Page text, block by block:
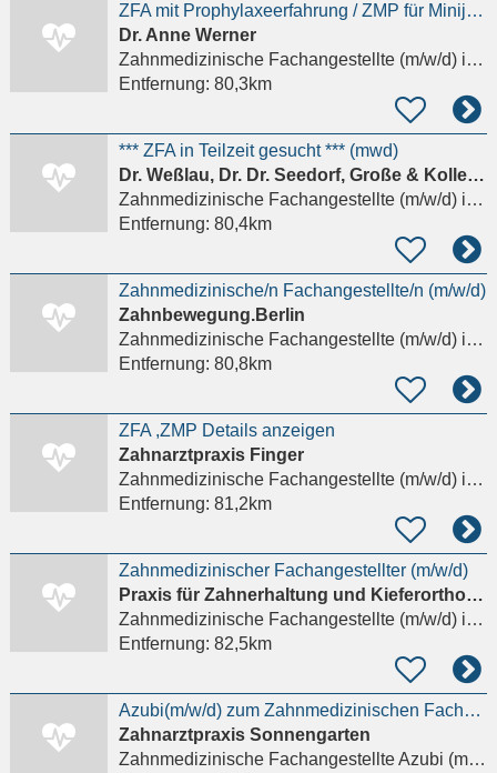
ZFA mit Prophylaxeerfahrung / ZMP für Minijob oder Teilzeit Details anzeigen
Dr. Anne Werner
Zahnmedizinische Fachangestellte (m/w/d)in Berlin
Entfernung: 80,3km
*** ZFA in Teilzeit gesucht *** (mwd)
Dr. Weßlau, Dr. Dr. Seedorf, Große & Kollegen Zahnärzte
Zahnmedizinische Fachangestellte (m/w/d)in Brandenburg an der Havel
Entfernung: 80,4km
Zahnmedizinische/n Fachangestellte/n (m/w/d)
Zahnbewegung.Berlin
Zahnmedizinische Fachangestellte (m/w/d)in Berlin
Entfernung: 80,8km
ZFA ,ZMP Details anzeigen
Zahnarztpraxis Finger
Zahnmedizinische Fachangestellte (m/w/d)in Berlin
Entfernung: 81,2km
Zahnmedizinischer Fachangestellter (m/w/d)
Praxis für Zahnerhaltung und Kieferorthopädie Dr.MSc Ronald & Sebastian Möbius
Zahnmedizinische Fachangestellte (m/w/d)in Blankenberg Ludwigslust-Parchim
Entfernung: 82,5km
Azubi(m/w/d) zum Zahnmedizinischen Fachangestellten (ZFA) (m/w/d) gesucht
Zahnarztpraxis Sonnengarten
Zahnmedizinische Fachangestellte Azubi (m/w/d)